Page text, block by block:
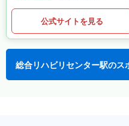
公式サイトを見る
総合リハビリセンター駅のス